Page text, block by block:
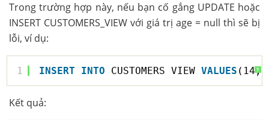
Trong trường hợp này, nếu bạn cố gắng UPDATE hoặc
INSERT CUSTOMERS_VIEW với giá trị age = null thì sẽ bị
lỗi, ví dụ:
?
1 INSERT INTO CUSTOMERS_VIEW VALUES (14,
Kết quả: